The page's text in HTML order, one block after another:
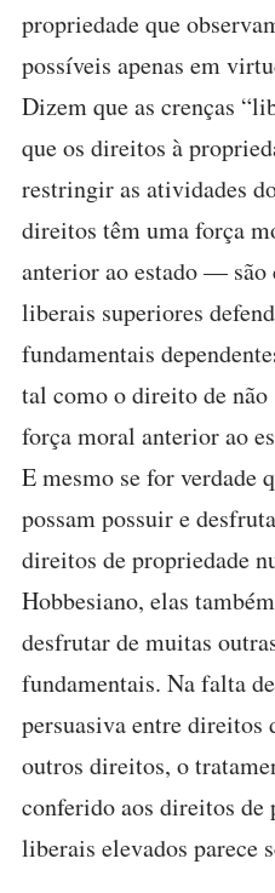
propriedade que
possíveis apenas em
Dizem que as crenças
que os direitos à
restringir as atividades
direitos têm uma força
anterior ao estado — são
liberais superiores
fundamentais
tal como o direito de
força moral anterior ao
E mesmo se for verdade
possam possuir e
direitos de propriedade
Hobbesiano, elas
desfrutar de muitas
fundamentais. Na falta
persuasiva entre direitos
outros direitos, o
conferido aos direitos de
liberais elevados parece